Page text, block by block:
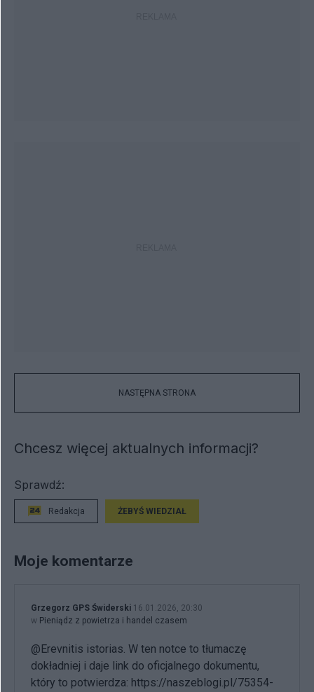
NASTĘPNA STRONA
Chcesz więcej aktualnych informacji?
Sprawdź:
Redakcja ŻEBYŚ WIEDZIAŁ
Moje komentarze
Grzegorz GPS Świderski 16.01.2026, 20:30
w Pieniądz z powietrza i handel czasem
@Erevnitis istorias. W ten notce to tłumaczę
dokładniej i daje link do oficjalnego dokumentu,
który to potwierdza: https://naszeblogi.pl/75354-